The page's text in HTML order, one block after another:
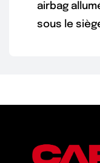
airbag
sous le